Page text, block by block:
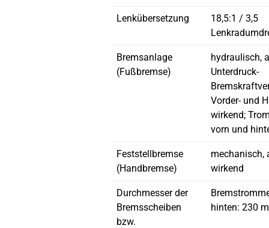
Lenkübersetzung
18,5:1 / 3,5
Bremsanlage
(Fußbremse)
hydraulisch,
Unterdruck-
Vorder- und
wirkend;
vorn und
Feststellbremse
(Handbremse)
mechanisch,
wirkend
Durchmesser der
Bremsscheiben
bzw.
hinten: 230